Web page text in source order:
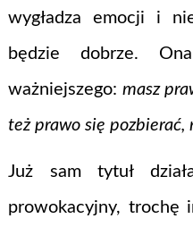
wygładza emocji i
będzie dobrze.
ważniejszego: masz
też prawo się pozbierać,
Już sam tytuł
prowokacyjny, trochę